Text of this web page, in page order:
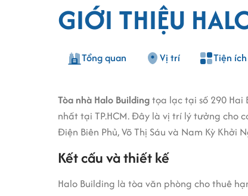
GIỚI THIỆU
Tổng quan Vị trí Tiện ích
Tòa nhà Halo Buildingtọa lạc tại số 290
nhất tại TP.HCM. Đây là vị trí lý tưởng cho
Điện Biên Phủ, Võ Thị Sáu và Nam Kỳ Khởi
Kết cấu và thiết kế
Halo Building là tòa văn phòng cho thuê